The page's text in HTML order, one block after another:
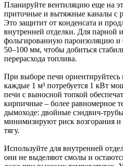
Планируйте вентиляцию еще на
приточные и вытяжные каналы с
Это защитит от конденсата и
внутренней отделки. Для парной
фольгированную пароизоляцию и
50–100 мм, чтобы добиться
перерасхода топлива.
При выборе печи
каждые 1 м³ потребуется 1 кВт
печи с выносной топкой
кирпичные – более равномерное
дымоходе: двойные сэндвич-
минимизируют риск возгорания
тягу.
Используйте для внутренней
они не выделяют смолы и